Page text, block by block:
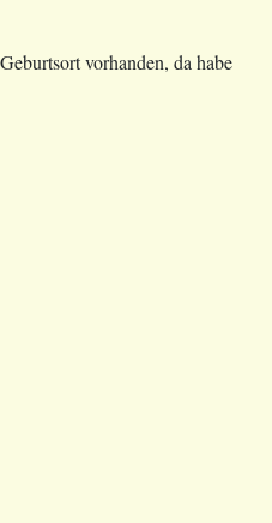
vorhanden, da habe